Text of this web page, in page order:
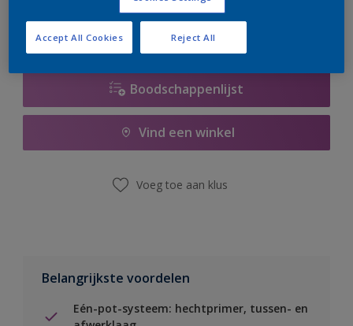
Boodschappenlijst
Vind een winkel
Voeg toe aan klus
Belangrijkste voordelen
Eén-pot-systeem: hechtprimer, tussen- en
Reject All
Accept All Cookies